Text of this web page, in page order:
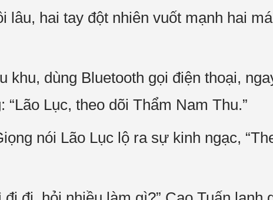
lâu, hai tay đột nhiên vuốt mạnh hai
khu, dùng Bluetooth gọi điện thoại,
“Lão Lục, theo dõi Thẩm Nam Thu.”
nói Lão Lục lộ ra sự kinh ngạc,